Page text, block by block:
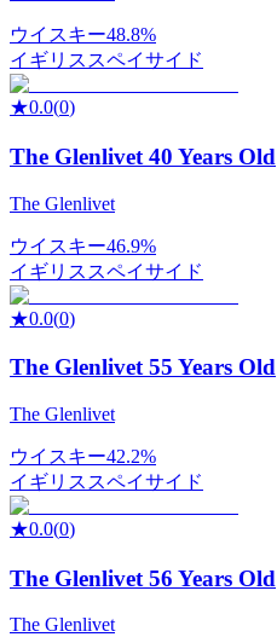
ウイスキー48.8%
イギリス スペイサイド
★0.0(0)
The Glenlivet 40 Years Old
The Glenlivet
ウイスキー46.9%
イギリス スペイサイド
★0.0(0)
The Glenlivet 55 Years Old
The Glenlivet
ウイスキー42.2%
イギリス スペイサイド
★0.0(0)
The Glenlivet 56 Years Old
The Glenlivet